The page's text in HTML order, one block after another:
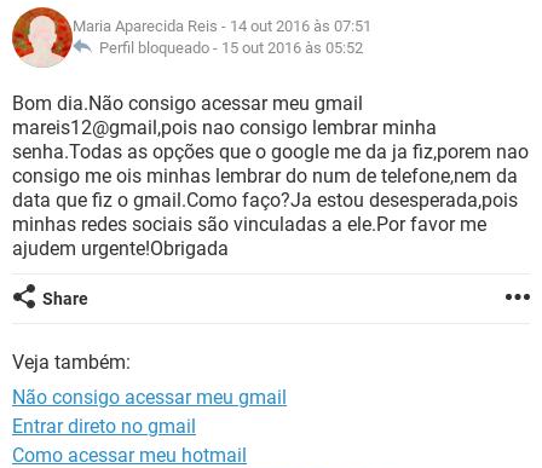
GUIA DE COMPRAS
INSTAGRAM GMAIL
GUIA DE COMPRAS
CELULAR
OUTLOOK EXCEL
INSTAGRAM
GUIA DE COMPRAS
JOGOS WHATSAPP
CELULAR
OUTLOOK EXCEL
INSTAGRAM GMAIL
GUIA DE COMPRAS
GLOSSÁRIO
JOGOS WHATSAPP
CELULAR FACEBOOK
OUTLOOK EXCEL
INSTAGRAM GMAIL
GUIA DE COMPRAS
Maria Aparecida Reis - 14 out 2016 às 07:51
Perfil bloqueado - 15 out 2016 às 05:52
Bom dia.Não consigo acessar meu gmail
mareis12@gmail,pois nao consigo lembrar minha
senha.Todas as opções que o google me da ja fiz,porem nao
consigo me ois minhas lembrar do num de telefone,nem da
data que fiz o gmail.Como faço?Ja estou desesperada,pois
minhas redes sociais são vinculadas a ele.Por favor me
ajudem urgente!Obrigada
Share
Veja também:
Não consigo acessar meu gmail
Entrar direto no gmail
Como acessar meu hotmail